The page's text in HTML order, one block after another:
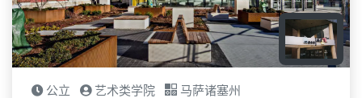
公立 艺术类学院 马萨诸塞州